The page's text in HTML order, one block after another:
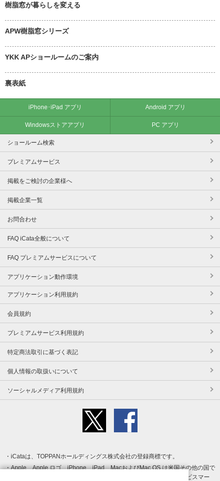
樹脂窓が暮らしを変える
APW樹脂窓シリーズ
YKK APショールームのご案内
裏表紙
iPhone･iPad アプリ Android アプリ
Windowsストアアプリ PC アプリ
ショールーム検索
プレミアムサービス
掲載をご検討の企業様へ
掲載企業一覧
お問合わせ
FAQ iCata全般について
FAQ プレミアムサービスについて
アプリケーション動作環境
アプリケーション利用規約
会員規約
プレミアムサービス利用規約
特定商法取引に基づく表記
個人情報の取扱いについて
ソーシャルメディア利用規約
iCataは、TOPPANホールディングス株式会社の登録商標です。
Apple、Apple ロゴ、iPhone、iPad、MacおよびMac OS は米国その他の国で
登録された Apple Inc. の商標です。App Store は Apple Inc. のサービスマー